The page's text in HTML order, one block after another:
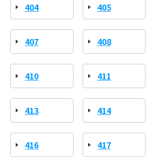
404 405
407 408
410 411
413 414
416 417